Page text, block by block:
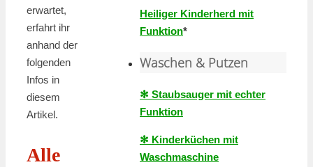
erwartet,
erfahrt ihr
anhand der
folgenden
Infos in
diesem
Artikel.
Alle
Heiliger Kinderherd mit
Funktion*
Waschen & Putzen
✻ Staubsauger mit echter
Funktion
✻ Kinderküchen mit
Waschmaschine